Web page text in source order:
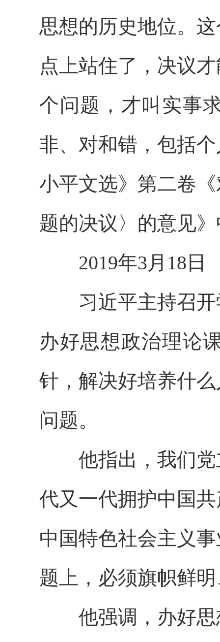
思想的历史地位。
点上站住了，决议
个问题，才叫实事
非、对和错，包括
小平文选》第二卷
题的决议〉的意见
2019年3月18日
习近平主持召开
办好思想政治理论
针，解决好培养什
问题。
他指出，我们党
代又一代拥护中国
中国特色社会主义
题上，必须旗帜鲜
他强调，办好思